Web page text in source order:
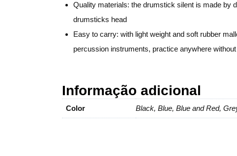
Quality materials: the drumstick silent is made by
drumsticks head
Easy to carry: with light weight and soft rubber
percussion instruments, practice anywhere
Informação adicional
Color Black, Blue, Blue and Red,